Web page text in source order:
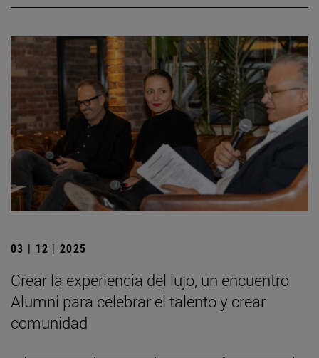
03 | 12 | 2025
Crear la experiencia del lujo, un encuentro
Alumni para celebrar el talento y crear
comunidad